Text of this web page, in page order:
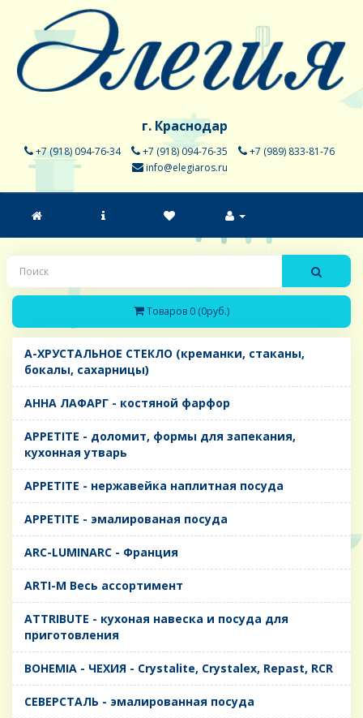
г. Краснодар
+7 (918) 094-76-34 +7 (918) 094-76-35
+7 (989) 833-81-76
info@elegiaros.ru
Товаров 0 (0руб.)
A-ХРУСТАЛЬНОЕ СТЕКЛО (креманки, стаканы,
бокалы, сахарницы)
AHHA ЛАФАРГ - костяной фарфор
APPETITE - доломит, формы для запекания,
кухонная утварь
APPETITE - нержавейка наплитная посуда
APPETITE - эмалированая посуда
ARC-LUMINARC - Франция
ARTI-M Весь ассортимент
ATTRIBUTE - кухоная навеска и посуда для
приготовления
BOHEMIA - ЧЕХИЯ - Crystalite, Crystalex, Repast, RCR
CЕВЕРСТАЛЬ - эмалированная посуда